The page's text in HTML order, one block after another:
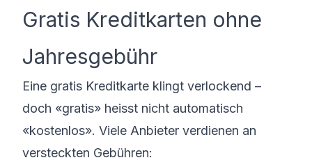
Gratis Kreditkarten ohne
Jahresgebühr
Eine gratis Kreditkarte klingt verlockend –
doch «gratis» heisst nicht automatisch
«kostenlos». Viele Anbieter verdienen an
versteckten Gebühren: